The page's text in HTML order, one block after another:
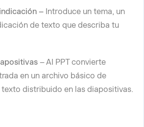
– Introduce un tema, un
de texto que describa tu
– AI PPT convierte
en un archivo básico de
distribuido en las diapositivas.